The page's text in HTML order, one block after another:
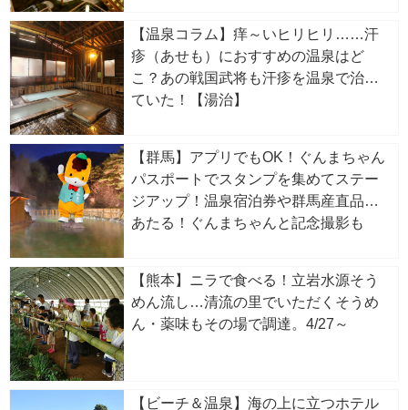
【温泉コラム】痒～いヒリヒリ……汗
疹（あせも）におすすめの温泉はど
こ？あの戦国武将も汗疹を温泉で治し
ていた！【湯治】
【群馬】アプリでもOK！ぐんまちゃん
パスポートでスタンプを集めてステー
ジアップ！温泉宿泊券や群馬産直品が
あたる！ぐんまちゃんと記念撮影も
【熊本】ニラで食べる！立岩水源そう
めん流し…清流の里でいただくそうめ
ん・薬味もその場で調達。4/27～
【ビーチ＆温泉】海の上に立つホテル